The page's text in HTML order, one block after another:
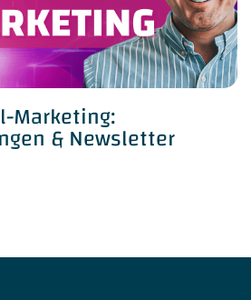
Marketing:
& Newsletter